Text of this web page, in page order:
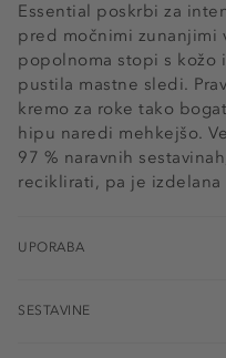
Essential poskrbi za
pred močnimi zunanjimi
popolnoma stopi s kožo
pustila mastne sledi.
kremo za roke tako
hipu naredi mehkejšo.
97 % naravnih
reciklirati, pa je
UPORABA
SESTAVINE